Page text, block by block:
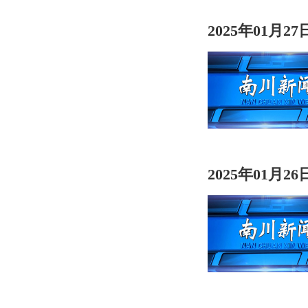
2025年01月27
2025年01月26